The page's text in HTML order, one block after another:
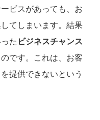
ビスがあっても、お
てしまいます。結果
た ビジネスチャンス
です。これは、お客
を提供できないという